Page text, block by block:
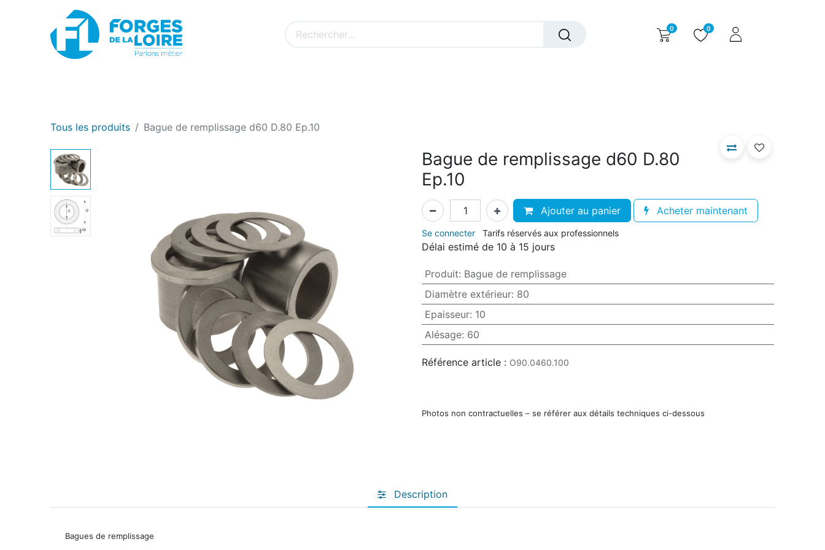
0 0
Tous les produits Bague de remplissage d60 D.80 Ep.10
Bague de remplissage d60 D.80
Ep.10
Ajouter au panier Acheter maintenant
Se connecter Tarifs réservés aux professionnels
Délai estimé de 10 à 15 jours
Produit: Bague de remplissage
Diamètre extérieur: 80
Epaisseur: 10
Alésage: 60
Référence article : O90.0460.100
Photos non contractuelles – se référer aux détails techniques ci-dessous
Description
Bagues de remplissage